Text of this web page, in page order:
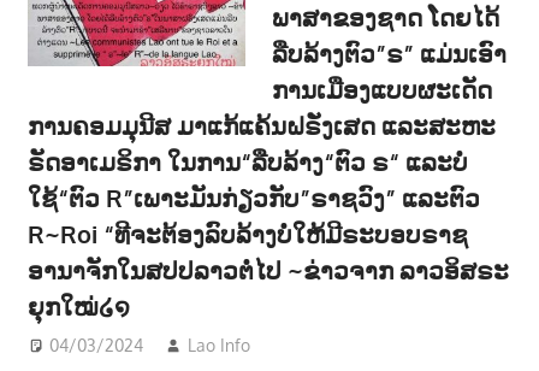
ພາສາຂອງຊາດ ໂດຍໄດ້
ລືບລ້າງຕົວ”ຣ” ແມ່ນເອົາ
ການເມືອງແບບຜະເດັດ
ການຄອມມຸນີສ ມາແກ້ແຄ້ນຝຣັ່ງເສດ ແລະສະຫະ
ຣັດອາເມຣິກາ ໃນການ“ລືບລ້າງ“ຕົວ ຣ“ ແລະບໍ່
ໃຊ້“ຕົວ R”ເພາະມັນກ່ຽວກັບ”ຣາຊວົງ” ແລະຕົວ
R~Roi “ທີຈະຕ້ອງລົບລ້າງບໍ່ໃຫ້ມີຣະບອບຣາຊ
ອານາຈັກໃນສປປລາວຕໍ່ໄປ ~ຂ່າວຈາກ ລາວອິສຣະ
ຍຸກໃໝ່໒໑
04/03/2024 Lao Info